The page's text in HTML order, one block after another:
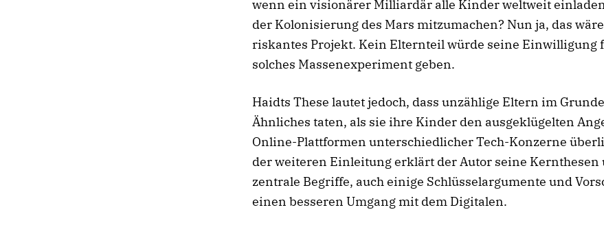
wenn ein visionärer Milliardär alle Kinder weltweit
der Kolonisierung des Mars mitzumachen? Nun ja, das
riskantes Projekt. Kein Elternteil würde seine Einwilligung
solches Massenexperiment geben.
Haidts These lautet jedoch, dass unzählige Eltern im
Ähnliches taten, als sie ihre Kinder den ausgeklügelten
Online-Plattformen unterschiedlicher Tech-Konzerne
der weiteren Einleitung erklärt der Autor seine Kernthesen
zentrale Begriffe, auch einige Schlüsselargumente und
einen besseren Umgang mit dem Digitalen.